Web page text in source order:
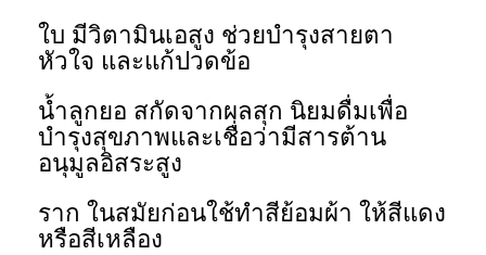
ใบ มีวิตามินเอสูง ช่วยบำรุงสายตา
หัวใจ และแก้ปวดข้อ
น้ำลูกยอ สกัดจากผลสุก นิยมดื่มเพื่อ
บำรุงสุขภาพและเชื่อว่ามีสารต้าน
อนุมูลอิสระสูง
ราก ในสมัยก่อนใช้ทำสีย้อมผ้า ให้สีแดง
หรือสีเหลือง